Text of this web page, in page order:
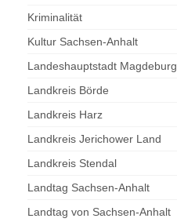
Kriminalität
Kultur Sachsen-Anhalt
Landeshauptstadt Magdeburg
Landkreis Börde
Landkreis Harz
Landkreis Jerichower Land
Landkreis Stendal
Landtag Sachsen-Anhalt
Landtag von Sachsen-Anhalt